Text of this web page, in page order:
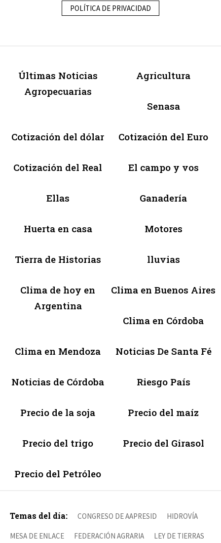
POLÍTICA DE PRIVACIDAD
Últimas Noticias
Agropecuarias
Agricultura
Senasa
Cotización del dólar Cotización del Euro
Cotización del Real El campo y vos
Ellas Ganadería
Huerta en casa Motores
Tierra de Historias lluvias
Clima de hoy en
Argentina
Clima en Buenos Aires
Clima en Córdoba
Clima en Mendoza Noticias De Santa Fé
Noticias de Córdoba Riesgo País
Precio de la soja Precio del maíz
Precio del trigo Precio del Girasol
Precio del Petróleo
Temas del día: CONGRESO DE AAPRESID HIDROVÍA
MESA DE ENLACE FEDERACIÓN AGRARIA LEY DE TIERRAS